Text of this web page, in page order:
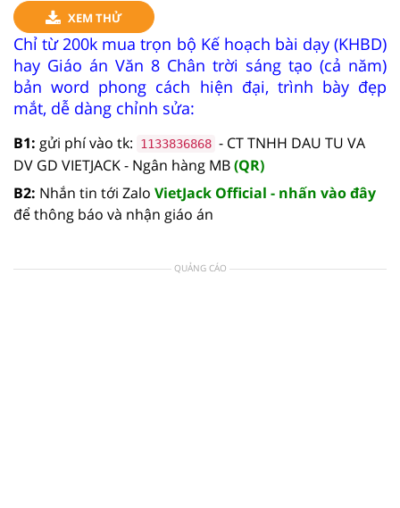
XEM THỬ
Chỉ từ 200k mua trọn bộ Kế hoạch bài dạy (KHBD)
hay Giáo án Văn 8 Chân trời sáng tạo (cả năm)
bản word phong cách hiện đại, trình bày đẹp
mắt, dễ dàng chỉnh sửa:
B1: gửi phí vào tk: 1133836868 - CT TNHH DAU TU VA
DV GD VIETJACK - Ngân hàng MB(QR)
B2: Nhắn tin tới Zalo VietJack Official - nhấn vào đây
để thông báo và nhận giáo án
QUẢNG CÁO